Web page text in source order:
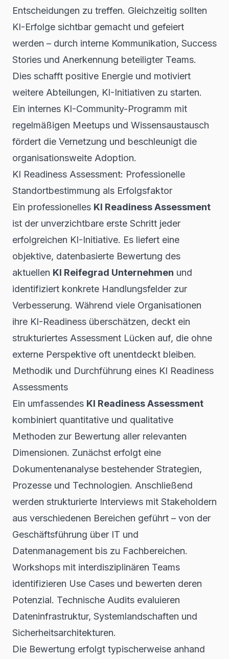
Entscheidungen zu treffen. Gleichzeitig sollten
KI-Erfolge sichtbar gemacht und gefeiert
werden – durch interne Kommunikation, Success
Stories und Anerkennung beteiligter Teams.
Dies schafft positive Energie und motiviert
weitere Abteilungen, KI-Initiativen zu starten.
Ein internes KI-Community-Programm mit
regelmäßigen Meetups und Wissensaustausch
fördert die Vernetzung und beschleunigt die
organisationsweite Adoption.
KI Readiness Assessment: Professionelle
Standortbestimmung als Erfolgsfaktor
Ein professionelles KI Readiness Assessment
ist der unverzichtbare erste Schritt jeder
erfolgreichen KI-Initiative. Es liefert eine
objektive, datenbasierte Bewertung des
aktuellen KI Reifegrad Unternehmen und
identifiziert konkrete Handlungsfelder zur
Verbesserung. Während viele Organisationen
ihre KI-Readiness überschätzen, deckt ein
strukturiertes Assessment Lücken auf, die ohne
externe Perspektive oft unentdeckt bleiben.
Methodik und Durchführung eines KI Readiness
Assessments
Ein umfassendes KI Readiness Assessment
kombiniert quantitative und qualitative
Methoden zur Bewertung aller relevanten
Dimensionen. Zunächst erfolgt eine
Dokumentenanalyse bestehender Strategien,
Prozesse und Technologien. Anschließend
werden strukturierte Interviews mit Stakeholdern
aus verschiedenen Bereichen geführt – von der
Geschäftsführung über IT und
Datenmanagement bis zu Fachbereichen.
Workshops mit interdisziplinären Teams
identifizieren Use Cases und bewerten deren
Potenzial. Technische Audits evaluieren
Dateninfrastruktur, Systemlandschaften und
Sicherheitsarchitekturen.
Die Bewertung erfolgt typischerweise anhand